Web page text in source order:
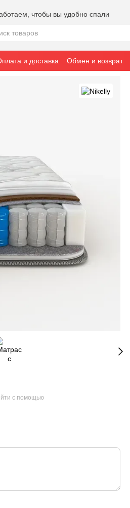
чтобы вы удобно спали
и доставка Обмен и возврат
(оферта)
с помощью